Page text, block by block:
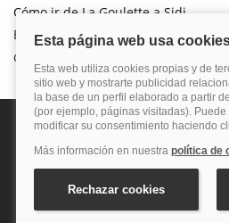
Cómo ir de La Goulette a Sidi
Bou Said por libre desde tu
crucero
Política de cookies
© 2026 Blog Cruceros – Guía de cruceros.